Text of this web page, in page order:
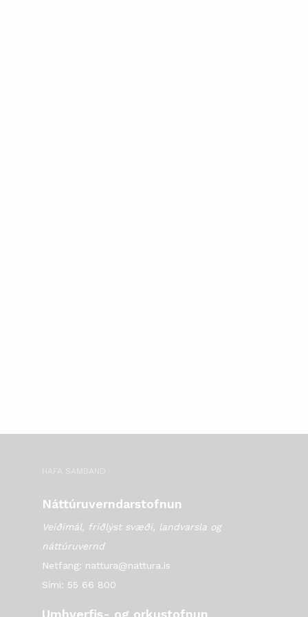
HAFA SAMBAND
Náttúruverndarstofnun
Veiðimál, friðlýst svæði, landvarsla og
náttúruvernd
Netfang: nattura@nattura.is
Sími: 55 66 800
Umhverfis- og orkustofnun